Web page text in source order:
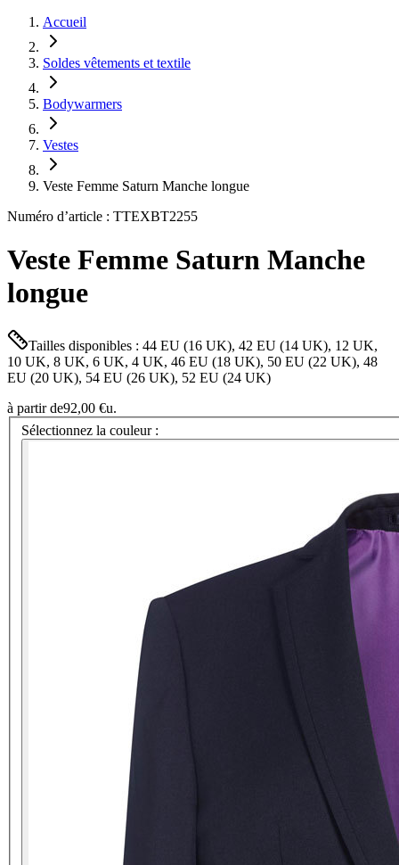
Accueil
Soldes vêtements et textile
Bodywarmers
Vestes
Veste Femme Saturn Manche longue
Numéro d’article : TTEXBT2255
Veste Femme Saturn Manche
longue
Tailles disponibles : 44 EU (16 UK), 42 EU (14 UK), 12 UK,
10 UK, 8 UK, 6 UK, 4 UK, 46 EU (18 UK), 50 EU (22 UK), 48
EU (20 UK), 54 EU (26 UK), 52 EU (24 UK)
à partir de92,00 €u.
Sélectionnez la couleur :